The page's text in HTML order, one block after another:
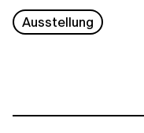
Ausstellung